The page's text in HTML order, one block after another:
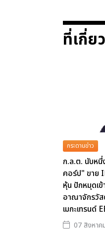
ที่เกี่ย
กระดานข่าว
ก.ล.ต. นับห
คอร์ป" ขาย
หุ้น ปักหมุดเ
อาณาจักรวั
เมกะเทรนด์
07 สิงหาค